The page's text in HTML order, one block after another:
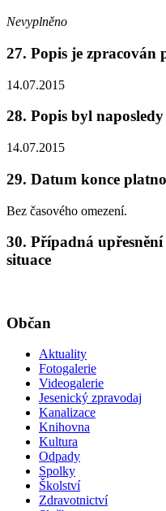
Nevyplněno
27. Popis je zpracován
14.07.2015
28. Popis byl
14.07.2015
29. Datum konce
Bez časového omezení.
30. Případná
situace
Občan
Aktuality
Fotogalerie
Videogalerie
Jesenický zpravodaj
Kanalizace
Knihovna
Kultura
Odpady
Spolky
Školství
Zdravotnictví